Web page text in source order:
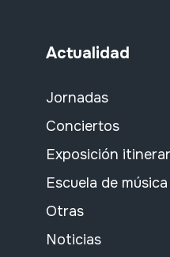
Actualidad
Jornadas
Conciertos
Exposición
Escuela de música
Otras
Noticias